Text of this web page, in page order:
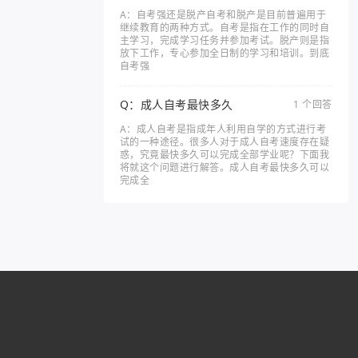
A：自考强还是脱产自考和脱产是目前普遍用于
继续教育的两种方式。自考是指在工作的同时自
主学习，完成学习任务并参加考试。脱产则是指
放下工作，专心参加全日制的学习和培训。到底
自考强
Q：成人自考最快多久
1 个回答
A：成人自考是指成年人利用自学的方式进行考
试的一种途径。很多人对于成人自考速度存在疑
惑，究竟最快多久可以完成全部学业呢？下面我
将就这个问题进行解答。成人自考最快多久可以
完成全